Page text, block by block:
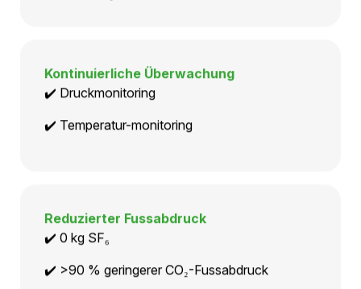
Direkte
Verbindung
✔️ GIS direkt mit Transformator verbunden
Kontinuierliche Überwachung
✔️ Druckmonitoring
✔️ Temperatur-monitoring